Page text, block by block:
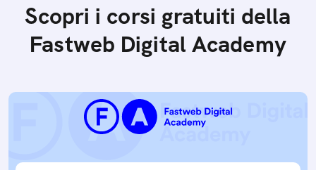
Scopri i corsi gratuiti della
Fastweb Digital Academy